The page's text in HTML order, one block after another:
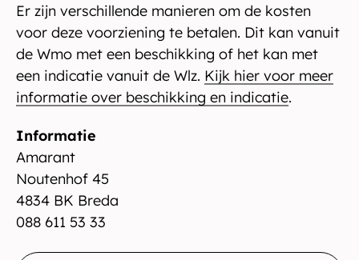
Er zijn verschillende manieren om de kosten
voor deze voorziening te betalen. Dit kan vanuit
de Wmo met een beschikking of het kan met
een indicatie vanuit de Wlz. Kijk hier voor meer
informatie over beschikking en indicatie.
Informatie
Amarant
Noutenhof 45
4834 BK Breda
088 611 53 33